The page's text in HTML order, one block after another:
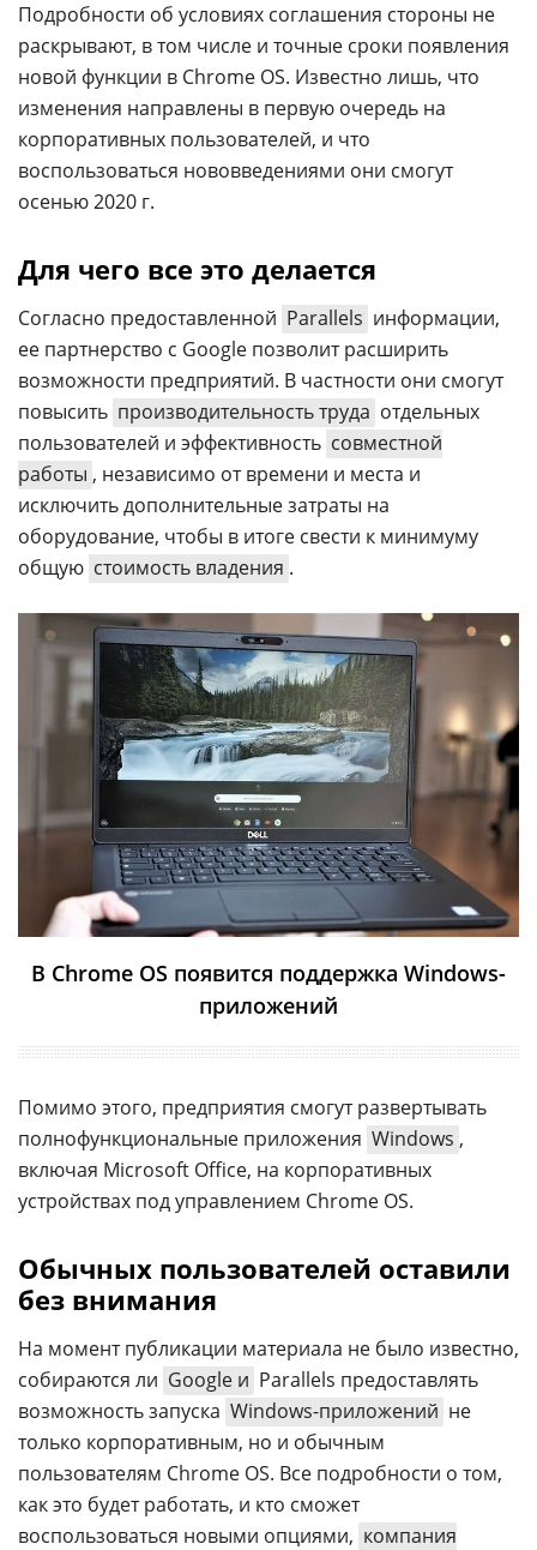
Подробности об условиях соглашения стороны не
раскрывают, в том числе и точные сроки появления
новой функции в Chrome OS. Известно лишь, что
изменения направлены в первую очередь на
корпоративных пользователей, и что
воспользоваться нововведениями они смогут
осенью 2020 г.
Для чего все это делается
Согласно предоставленной Parallels информации,
ее партнерство с Google позволит расширить
возможности предприятий. В частности они смогут
повысить производительность труда отдельных
пользователей и эффективность совместной
работы , независимо от времени и места и
исключить дополнительные затраты на
оборудование, чтобы в итоге свести к минимуму
общую стоимость владения .
В Chrome OS появится поддержка Windows-
приложений
Помимо этого, предприятия смогут развертывать
полнофункциональные приложения Windows ,
включая Microsoft Office, на корпоративных
устройствах под управлением Chrome OS.
Обычных пользователей оставили
без внимания
На момент публикации материала не было известно,
собираются ли Google и Parallels предоставлять
возможность запуска Windows-приложений не
только корпоративным, но и обычным
пользователям Chrome OS. Все подробности о том,
как это будет работать, и кто сможет
воспользоваться новыми опциями, компания